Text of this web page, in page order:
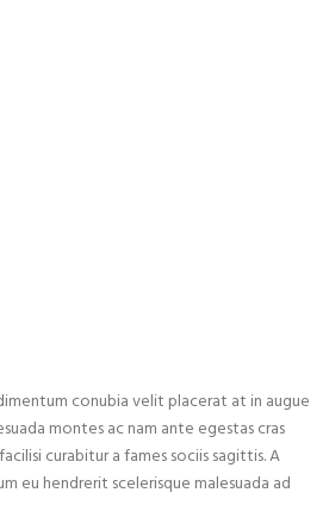
conubia velit placerat at in augue
montes ac nam ante egestas cras
curabitur a fames sociis sagittis. A
eu hendrerit scelerisque malesuada ad